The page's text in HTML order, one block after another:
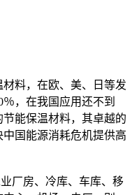
料，在欧、美、日等发
，在我国应用还不到
能保温材料，其卓越的
国能源消耗危机提供高
厂房、冷库、车库、移